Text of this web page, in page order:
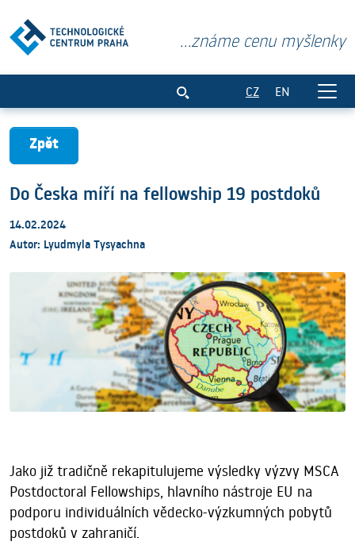
...známe cenu myšlenky
CZ EN
Zpět
Do Česka míří na fellowship 19 postdoků
14.02.2024
Autor: Lyudmyla Tysyachna
Jako již tradičně rekapitulujeme výsledky výzvy MSCA
Postdoctoral Fellowships, hlavního nástroje EU na
podporu individuálních vědecko-výzkumných pobytů
postdoků v zahraničí.